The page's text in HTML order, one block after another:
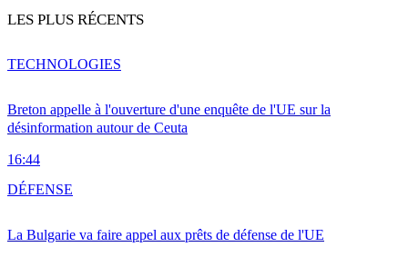
LES PLUS RÉCENTS
Breton appelle à l'ouverture d'une enquête de l'UE sur la
désinformation autour de Ceuta
16:44
TECHNOLOGIES
La Bulgarie va faire appel aux prêts de défense de l'UE
DÉFENSE